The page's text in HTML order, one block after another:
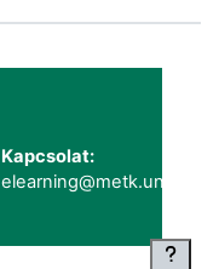
Kapcsolat: